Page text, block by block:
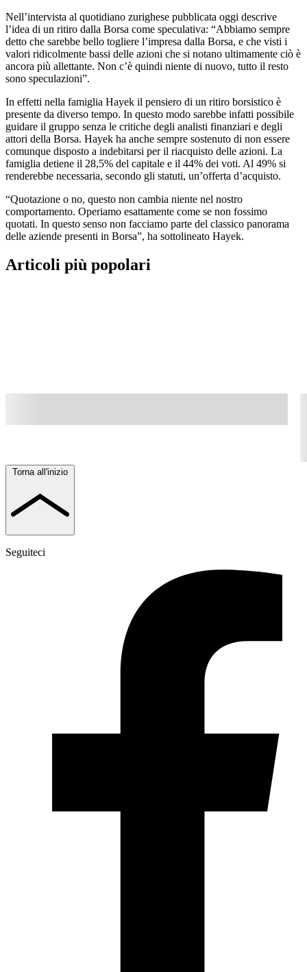
Nell’intervista al quotidiano zurighese pubblicata oggi descrive
l’idea di un ritiro dalla Borsa come speculativa: “Abbiamo sempre
detto che sarebbe bello togliere l’impresa dalla Borsa, e che visti i
valori ridicolmente bassi delle azioni che si notano ultimamente ciò è
ancora più allettante. Non c’è quindi niente di nuovo, tutto il resto
sono speculazioni”.
In effetti nella famiglia Hayek il pensiero di un ritiro borsistico è
presente da diverso tempo. In questo modo sarebbe infatti possibile
guidare il gruppo senza le critiche degli analisti finanziari e degli
attori della Borsa. Hayek ha anche sempre sostenuto di non essere
comunque disposto a indebitarsi per il riacquisto delle azioni. La
famiglia detiene il 28,5% del capitale e il 44% dei voti. Al 49% si
renderebbe necessaria, secondo gli statuti, un’offerta d’acquisto.
“Quotazione o no, questo non cambia niente nel nostro
comportamento. Operiamo esattamente come se non fossimo
quotati. In questo senso non facciamo parte del classico panorama
delle aziende presenti in Borsa”, ha sottolineato Hayek.
Articoli più popolari
Torna all'inizio
Seguiteci